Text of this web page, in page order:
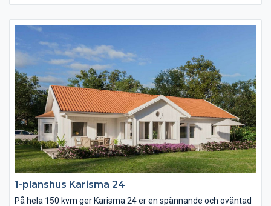
ryggåstak över vardagsrum, matplats och kök.
1-planshus Karisma 24
På hela 150 kvm ger Karisma 24 er en spännande och oväntad